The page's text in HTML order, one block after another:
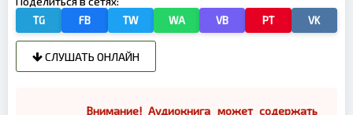
TG FB TW WA VB PT VK
СЛУШАТЬ ОНЛАЙН
Внимание! Аудиокнига может содержать